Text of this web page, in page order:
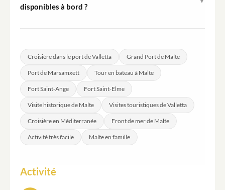
et chercher la zone d'embarquement de l'opérateur au
disponibles à bord ?
dispositions nécessaires avant l'embarquement si
besoin.
Croisière dans le port de Valletta Grand Port de Malte
Port de Marsamxett Tour en bateau à Malte
Fort Saint-Ange Fort Saint-Elme
Visite historique de Malte Visites touristiques de Valletta
Croisière en Méditerranée Front de mer de Malte
Activité très facile Malte en famille
Activité